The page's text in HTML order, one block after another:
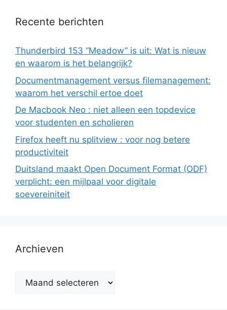
Recente berichten
Thunderbird 153 “Meadow” is uit: Wat is nieuw
en waarom is het belangrijk?
Documentmanagement versus filemanagement:
waarom het verschil ertoe doet
De Macbook Neo : niet alleen een topdevice
voor studenten en scholieren
Firefox heeft nu splitview : voor nog betere
productiviteit
Duitsland maakt Open Document Format (ODF)
verplicht: een mijlpaal voor digitale
soevereiniteit
Archieven
Archieven